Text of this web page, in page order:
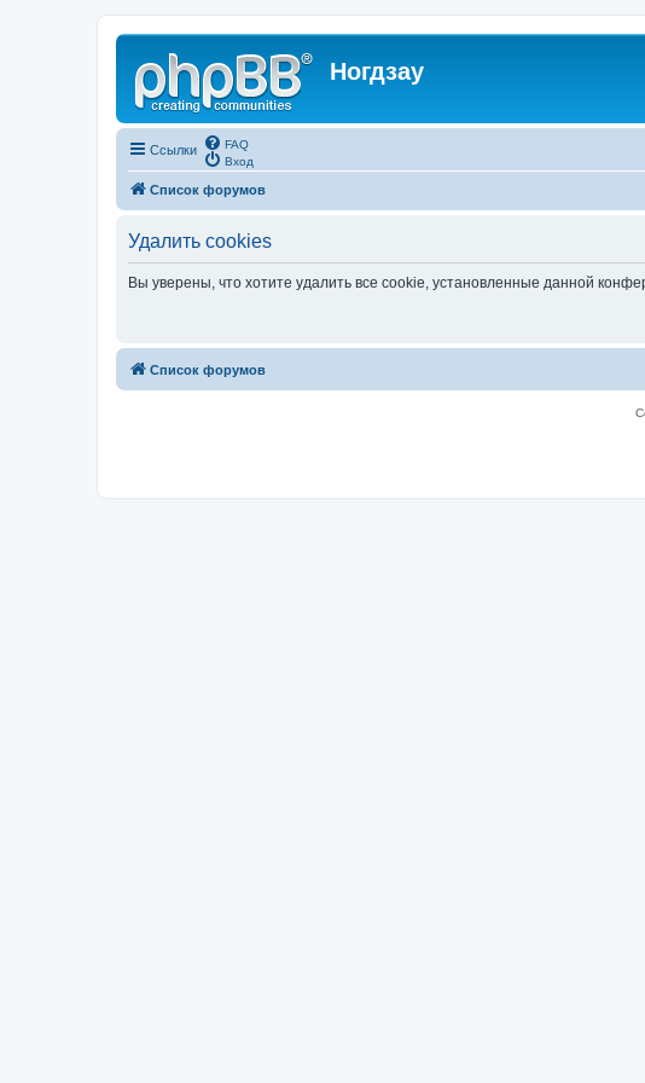
Ногдзау
Ссылки
FAQ
Вход
Список форумов
Удалить cookies
Вы уверены, что хотите удалить все cookie, установленные данной
Список форумов